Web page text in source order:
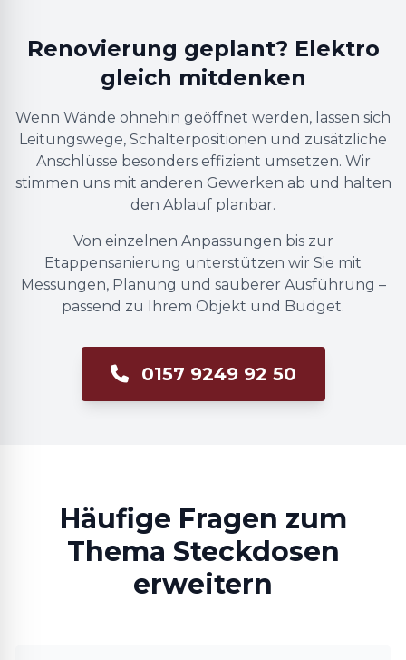
Renovierung geplant? Elektro
gleich mitdenken
Wenn Wände ohnehin geöffnet werden, lassen sich
Leitungswege, Schalterpositionen und zusätzliche
Anschlüsse besonders effizient umsetzen. Wir
stimmen uns mit anderen Gewerken ab und halten
den Ablauf planbar.
Von einzelnen Anpassungen bis zur
Etappensanierung unterstützen wir Sie mit
Messungen, Planung und sauberer Ausführung –
passend zu Ihrem Objekt und Budget.
0157 9249 92 50
Häufige Fragen zum
Thema Steckdosen
erweitern